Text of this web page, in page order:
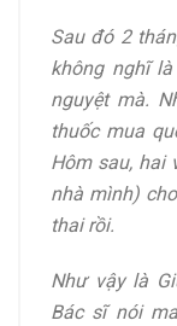
Sau đó 2
không nghĩ
nguyệt mà.
thuốc mua
Hôm sau, hai
nhà mình)
thai rồi.
Như vậy là
Bác sĩ nói